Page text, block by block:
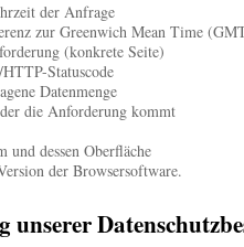
der Anfrage
zur Greenwich Mean Time
(konkrete Seite)
Statuscode
Datenmenge
die Anforderung kommt
und dessen Oberfläche
der Browsersoftware.
unserer